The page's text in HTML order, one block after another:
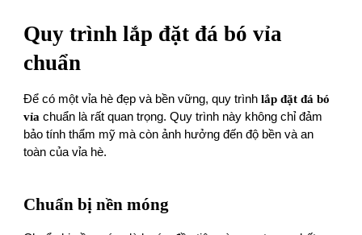
Quy trình lắp đặt đá bó vỉa
chuẩn
Để có một vỉa hè đẹp và bền vững, quy trìnhlắp đặt đá bó
vỉa chuẩn là rất quan trọng. Quy trình này không chỉ đảm
bảo tính thẩm mỹ mà còn ảnh hưởng đến độ bền và an
toàn của vỉa hè.
Chuẩn bị nền móng